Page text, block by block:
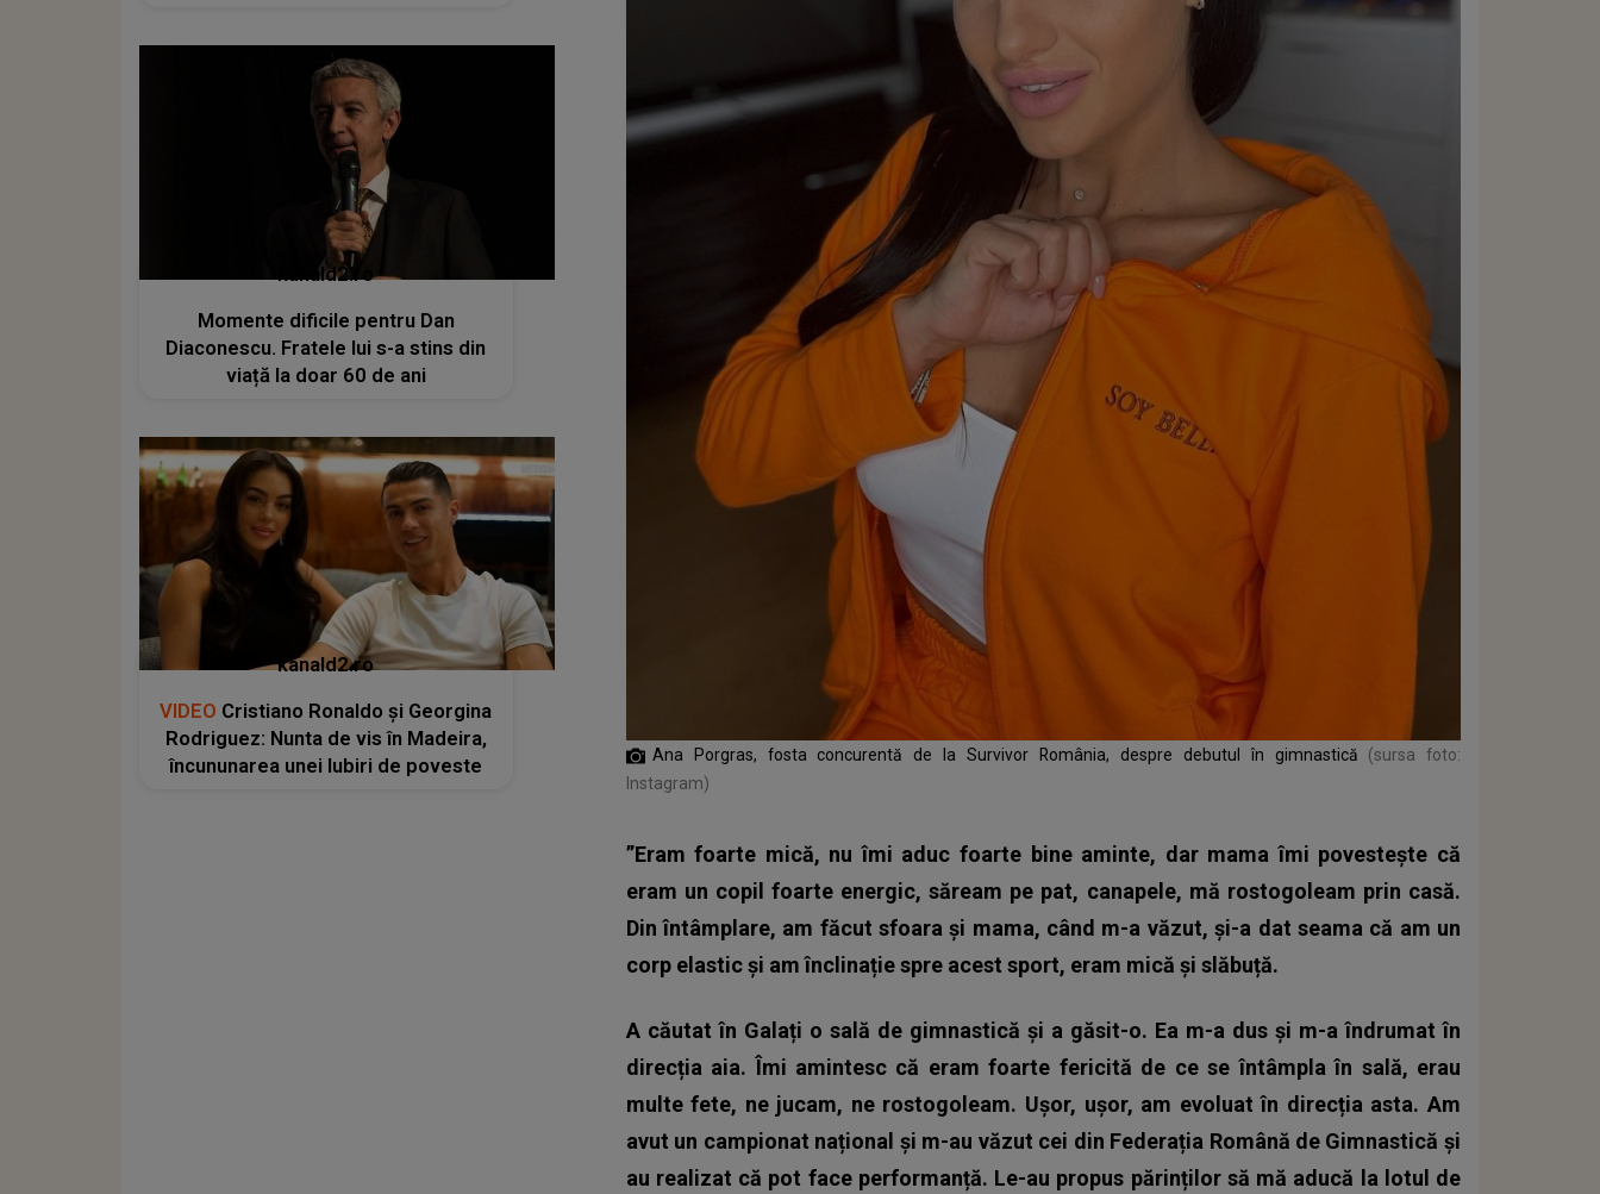
Ana Porgras, fosta concurentă de la Survivor România, despre debutul în gimnastică
(sursa foto:
Instagram)
”Eram foarte mică, nu îmi aduc foarte bine aminte, dar mama îmi povestește că
eram un copil foarte energic, săream pe pat, canapele, mă rostogoleam prin casă.
Din întâmplare, am făcut sfoara și mama, când m-a văzut, și-a dat seama că am un
corp elastic și am înclinație spre acest sport, eram mică și slăbuță.
A căutat în Galați o sală de gimnastică și a găsit-o. Ea m-a dus și m-a îndrumat în
direcția aia. Îmi amintesc că eram foarte fericită de ce se întâmpla în sală, erau
multe fete, ne jucam, ne rostogoleam. Ușor, ușor, am evoluat în direcția asta. Am
avut un campionat național și m-au văzut cei din Federația Română de Gimnastică și
au realizat că pot face performanță. Le-au propus părinților să mă aducă la lotul de
kanald2.ro
Momente dificile pentru Dan
Diaconescu. Fratele lui s-a stins din
viață la doar 60 de ani
kanald2.ro
VIDEO Cristiano Ronaldo și Georgina
Rodriguez: Nunta de vis în Madeira,
încununarea unei Iubiri de poveste